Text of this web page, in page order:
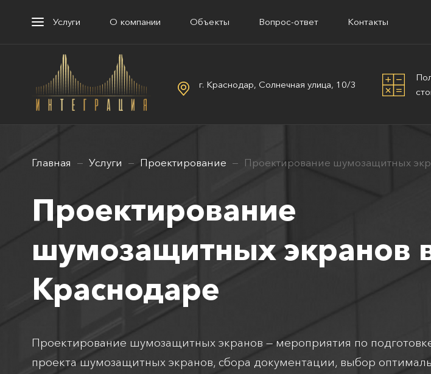
Услуги О компании Объекты Вопрос-ответ Контакты
г. Краснодар, Солнечная улица, 10/3
Главная Услуги Проектирование Проектирование шумозащитных
Проектирование
шумозащитных экранов
Краснодаре
Проектирование шумозащитных экранов — мероприятия по
проекта шумозащитных экранов, сбора документации, выбор